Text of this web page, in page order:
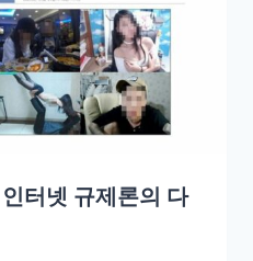
인터넷 규제론의 다